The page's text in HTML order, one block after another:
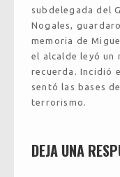
subdelegada del
Nogales,
memoria de
el alcalde leyó un
recuerda. Incidió
sentó las bases
terrorismo.
DEJA UNA